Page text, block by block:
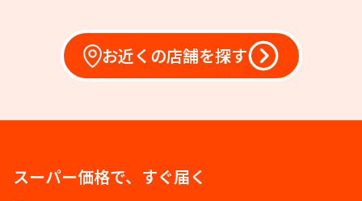
お近くの店舗を探す
スーパー価格で、すぐ届く